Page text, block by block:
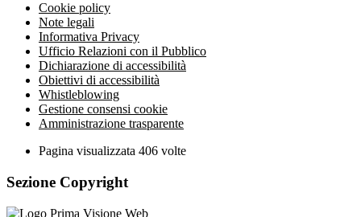
Cookie policy
Note legali
Informativa Privacy
Ufficio Relazioni con il Pubblico
Dichiarazione di accessibilità
Obiettivi di accessibilità
Whistleblowing
Gestione consensi cookie
Amministrazione trasparente
Pagina visualizzata 406 volte
Sezione Copyright